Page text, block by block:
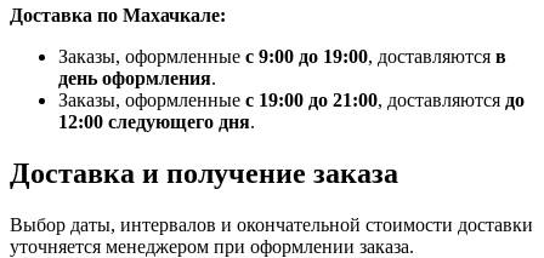
Доставка по Махачкале:
Заказы, оформленные с 9:00 до 19:00, доставляются в
день оформления.
Заказы, оформленные с 19:00 до 21:00, доставляются до
12:00 следующего дня.
Доставка и получение заказа
Выбор даты, интервалов и окончательной стоимости доставки
уточняется менеджером при оформлении заказа.